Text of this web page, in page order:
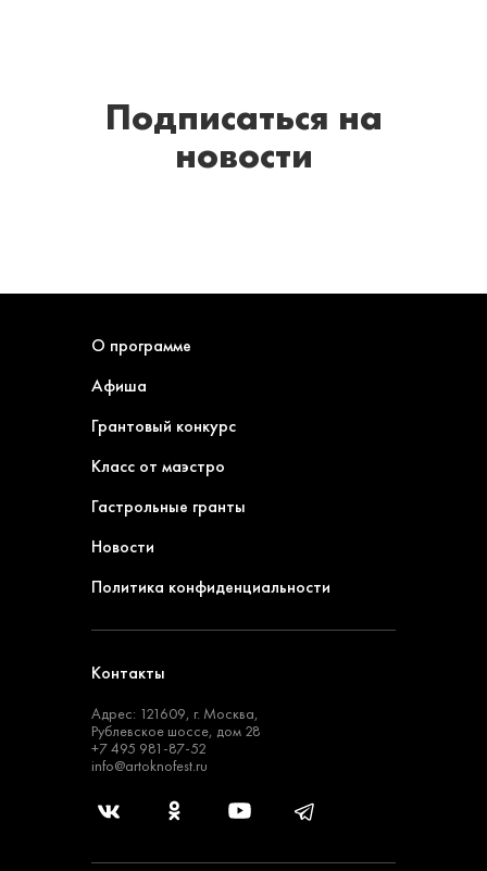
Подписаться на
новости
О программе
Афиша
Грантовый конкурс
Класс от маэстро
Гастрольные гранты
Новости
Политика конфиденциальности
Контакты
Адрес: 121609, г. Москва,
Рублевское шоссе, дом 28
+7 495 981-87-52
info@artoknofest.ru